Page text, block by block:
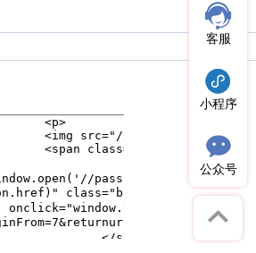
客服
小程序
公众号